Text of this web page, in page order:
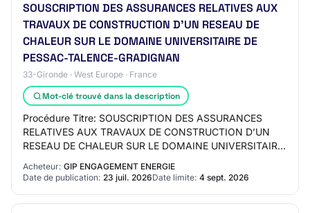
SOUSCRIPTION DES ASSURANCES RELATIVES AUX
TRAVAUX DE CONSTRUCTION D’UN RESEAU DE
CHALEUR SUR LE DOMAINE UNIVERSITAIRE DE
PESSAC-TALENCE-GRADIGNAN
33-Gironde · West Europe · France
Mot-clé trouvé dans la description
Procédure Titre: SOUSCRIPTION DES ASSURANCES
RELATIVES AUX TRAVAUX DE CONSTRUCTION D’UN
RESEAU DE CHALEUR SUR LE DOMAINE UNIVERSITAIRE
présente consultatio…
Acheteur: GIP ENGAGEMENT ENERGIE
Date de publication: 23 juil. 2026Date limite: 4 sept. 2026